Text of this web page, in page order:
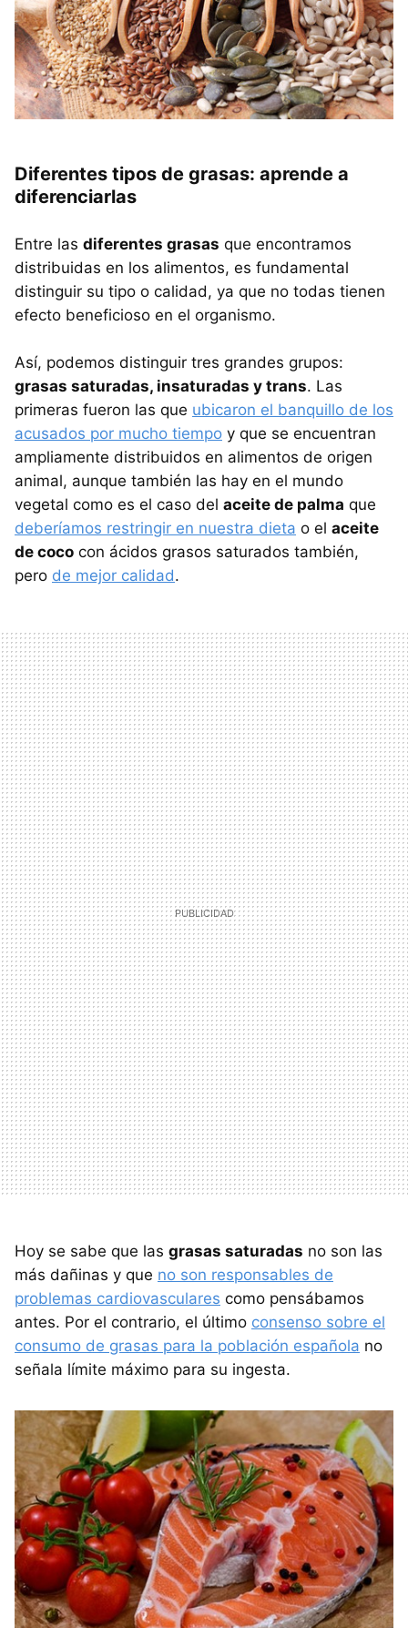
Diferentes tipos de grasas: aprende a
diferenciarlas
Entre las diferentes grasas que encontramos
distribuidas en los alimentos, es fundamental
distinguir su tipo o calidad, ya que no todas tienen
efecto beneficioso en el organismo.
Así, podemos distinguir tres grandes grupos:
grasas saturadas, insaturadas y trans. Las
primeras fueron las que ubicaron el banquillo de los
acusados por mucho tiempo y que se encuentran
ampliamente distribuidos en alimentos de origen
animal, aunque también las hay en el mundo
vegetal como es el caso del aceite de palma que
deberíamos restringir en nuestra dieta o el aceite
de coco con ácidos grasos saturados también,
pero de mejor calidad.
Hoy se sabe que las grasas saturadas no son las
más dañinas y que no son responsables de
problemas cardiovasculares como pensábamos
antes. Por el contrario, el último consenso sobre el
consumo de grasas para la población española no
señala límite máximo para su ingesta.